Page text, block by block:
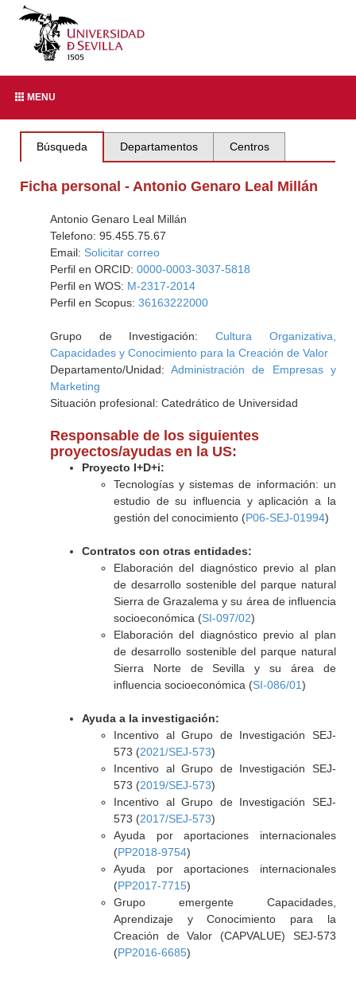
MENU
Búsqueda Departamentos Centros
Ficha personal - Antonio Genaro Leal Millán
Antonio Genaro Leal Millán
Telefono: 95.455.75.67
Email: Solicitar correo
Perfil en ORCID: 0000-0003-3037-5818
Perfil en WOS: M-2317-2014
Perfil en Scopus: 36163222000
Grupo de Investigación:Cultura Organizativa,
Capacidades y Conocimiento para la Creación de Valor
Departamento/Unidad:Administración de Empresas y
Marketing
Situación profesional: Catedrático de Universidad
Responsable de los siguientes
proyectos/ayudas en la US:
Proyecto I+D+i:
Tecnologías y sistemas de información: un
estudio de su influencia y aplicación a la
gestión del conocimiento (P06-SEJ-01994)
Contratos con otras entidades:
Elaboración del diagnóstico previo al plan
de desarrollo sostenible del parque natural
Sierra de Grazalema y su área de influencia
socioeconómica (SI-097/02)
Elaboración del diagnóstico previo al plan
de desarrollo sostenible del parque natural
Sierra Norte de Sevilla y su área de
influencia socioeconómica (SI-086/01)
Ayuda a la investigación:
Incentivo al Grupo de Investigación SEJ-
573 (2021/SEJ-573)
Incentivo al Grupo de Investigación SEJ-
573 (2019/SEJ-573)
Incentivo al Grupo de Investigación SEJ-
573 (2017/SEJ-573)
Ayuda por aportaciones internacionales
(PP2018-9754)
Ayuda por aportaciones internacionales
(PP2017-7715)
Grupo emergente Capacidades,
Aprendizaje y Conocimiento para la
Creación de Valor (CAPVALUE) SEJ-573
(PP2016-6685)